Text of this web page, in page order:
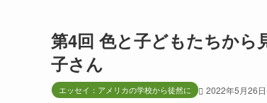
第4回 色と子どもたちか
子さん
エッセイ：アメリカの学校から徒然に 2022年5月26